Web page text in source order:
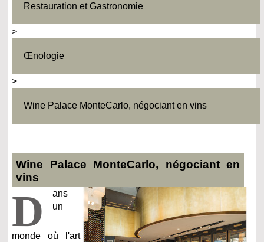
Restauration et Gastronomie
>
Œnologie
>
Wine Palace MonteCarlo, négociant en vins
Wine Palace MonteCarlo, négociant en
vins
D
ans
un
monde où l'art